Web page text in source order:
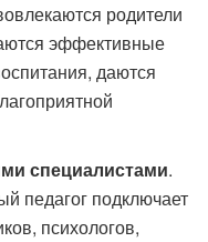
родители
эффективные
даются
специалистами.
педагог подключает
психологов,